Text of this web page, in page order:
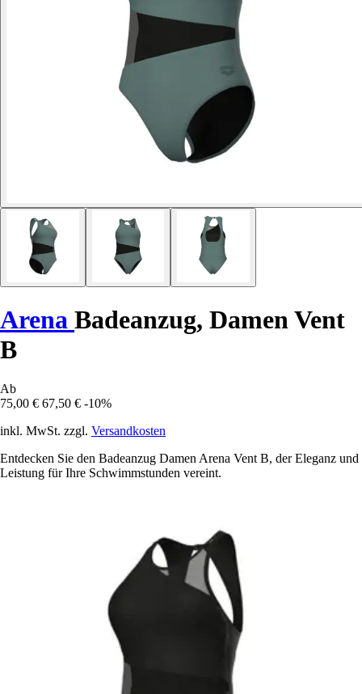
Arena Badeanzug, Damen Vent
B
Ab
75,00 € 67,50 € -10%
inkl. MwSt. zzgl. Versandkosten
Entdecken Sie den Badeanzug Damen Arena Vent B, der Eleganz und
Leistung für Ihre Schwimmstunden vereint.